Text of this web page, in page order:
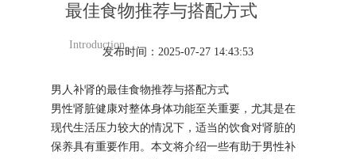
最佳食物推荐与搭配方式
Introduction
发布时间：2025-07-27 14:43:53
男人补肾的最佳食物推荐与搭配方式
男性肾脏健康对整体身体功能至关重要，尤其是在
现代生活压力较大的情况下，适当的饮食对肾脏的
保养具有重要作用。本文将介绍一些有助于男性补